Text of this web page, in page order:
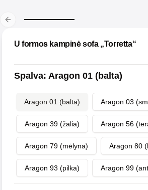
Previous slide
U formos kampinė sofa „Torretta“
Spalva: Aragon 01 (balta)
Aragon 01 (balta) Aragon 03
Aragon 39 (žalia) Aragon 56
Aragon 79 (mėlyna) Aragon 80
Aragon 93 (pilka) Aragon 99